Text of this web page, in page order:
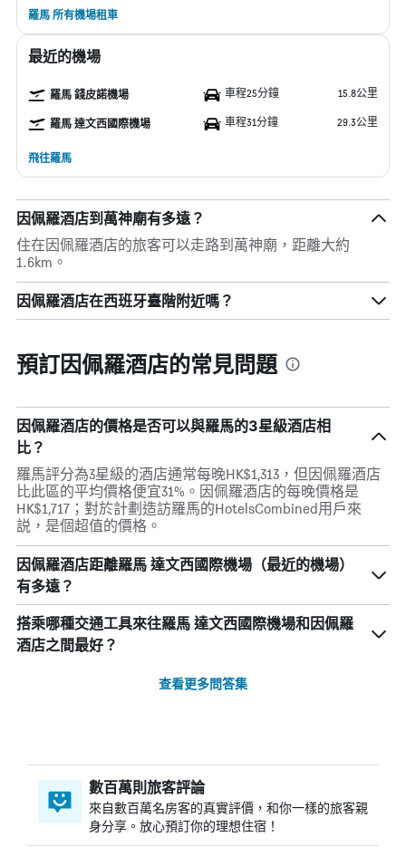
羅馬 所有機場租車
最近的機場
羅馬 錢皮諾機場 車程25分鐘 15.8公里
羅馬 達文西國際機場 車程31分鐘 29.3公里
飛往羅馬
因佩羅酒店到萬神廟有多遠？
住在因佩羅酒店的旅客可以走路到萬神廟，距離大約
1.6km。
因佩羅酒店在西班牙臺階附近嗎？
預訂因佩羅酒店的常見問題
因佩羅酒店的價格是否可以與羅馬的3星級酒店相
比？
羅馬評分為3星級的酒店通常每晚HK$1,313，但因佩羅酒店
比此區的平均價格便宜31%。因佩羅酒店的每晚價格是
HK$1,717；對於計劃造訪羅馬的HotelsCombined用戶來
説，是個超值的價格。
因佩羅酒店距離羅馬 達文西國際機場（最近的機場）
有多遠？
搭乘哪種交通工具來往羅馬 達文西國際機場和因佩羅
酒店之間最好？
查看更多問答集
數百萬則旅客評論
來自數百萬名房客的真實評價，和你一樣的旅客親
身分享。放心預訂你的理想住宿！